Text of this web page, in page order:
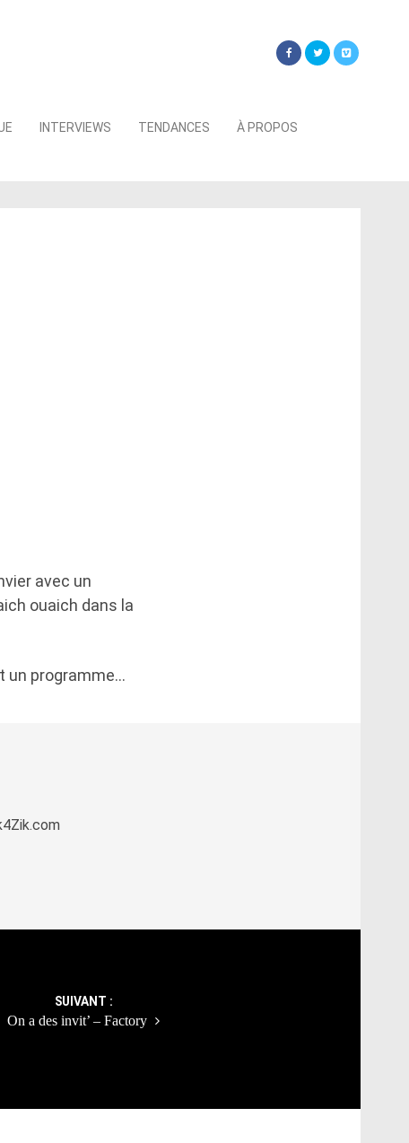
INTERVIEWS TENDANCES À PROPOS
avec un
ouaich dans la
un programme…
SUIVANT :
On a des invit’ – Factory